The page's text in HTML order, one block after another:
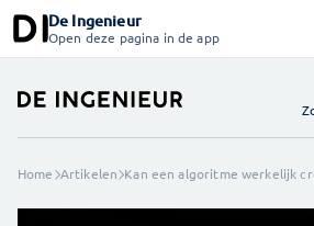
De Ingenieur
Open deze pagina in de app
Home Artikelen Kan een algoritme werkelijk